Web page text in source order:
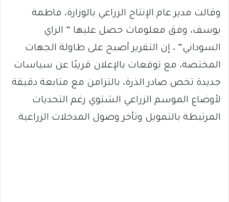
وقالت مدير عام الإنتاج الزراعي بالوزارة، فاطمة
يوسف، وفق معلومات حصل عليها ” الراي
السوداني” ، إن التقرير أصبح على طاولة الجهات
المختصة، مع توقعات بالإعلان قريبًا عن سياسات
جديدة تخص صادر الذرة، بالتزامن مع متابعة دقيقة
لأوضاع الموسم الزراعي الشتوي رغم التحديات
المرتبطة بالتمويل وتأخر وصول المدخلات الزراعية.